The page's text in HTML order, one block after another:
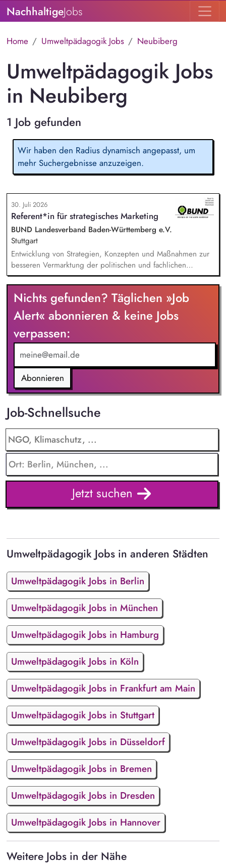
NachhaltigeJobs
Home Umweltpädagogik Jobs Neubiberg
Umweltpädagogik Jobs
in Neubiberg
1 Job gefunden
Wir haben den Radius dynamisch angepasst, um
mehr Suchergebnisse anzuzeigen.
30. Juli 2026
Referent*in für strategisches Marketing
BUND Landesverband Baden-Württemberg e.V.
Stuttgart
Entwicklung von Strategien, Konzepten und Maßnahmen zur
besseren Vermarktung der politischen und fachlichen
Aktivitäten des BUND Baden-Württemberg, Beratung,
Unterstützung und Qualifizierung der Haupt- und
Ehrenamtlichen im BUND zur Verbesserung der öffentlichen
Sichtbarkeit des BUND, Konzeptionelle Begleitung des
BUND-Auftritts bei Veranstaltungen, Aktionen u.ä.
Nichts gefunden? Täglichen »Job
Alert« abonnieren & keine Jobs
verpassen:
Abonnieren
Job-Schnellsuche
Jetzt suchen
Umweltpädagogik Jobs in anderen Städten
Umweltpädagogik Jobs in Berlin
Umweltpädagogik Jobs in München
Umweltpädagogik Jobs in Hamburg
Umweltpädagogik Jobs in Köln
Umweltpädagogik Jobs in Frankfurt am Main
Umweltpädagogik Jobs in Stuttgart
Umweltpädagogik Jobs in Düsseldorf
Umweltpädagogik Jobs in Bremen
Umweltpädagogik Jobs in Dresden
Umweltpädagogik Jobs in Hannover
Weitere Jobs in der Nähe